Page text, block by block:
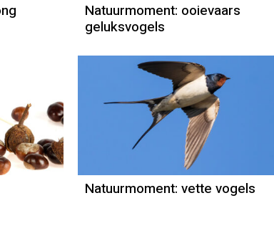
Natuurmoment: ooievaars
geluksvogels
Natuurmoment: vette vogels